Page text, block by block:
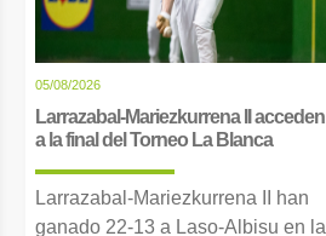
05/08/2026
Larrazabal-Mariezkurrena II acceden
a la final del Torneo La Blanca
Larrazabal-Mariezkurrena II han
ganado 22-13 a Laso-Albisu en la